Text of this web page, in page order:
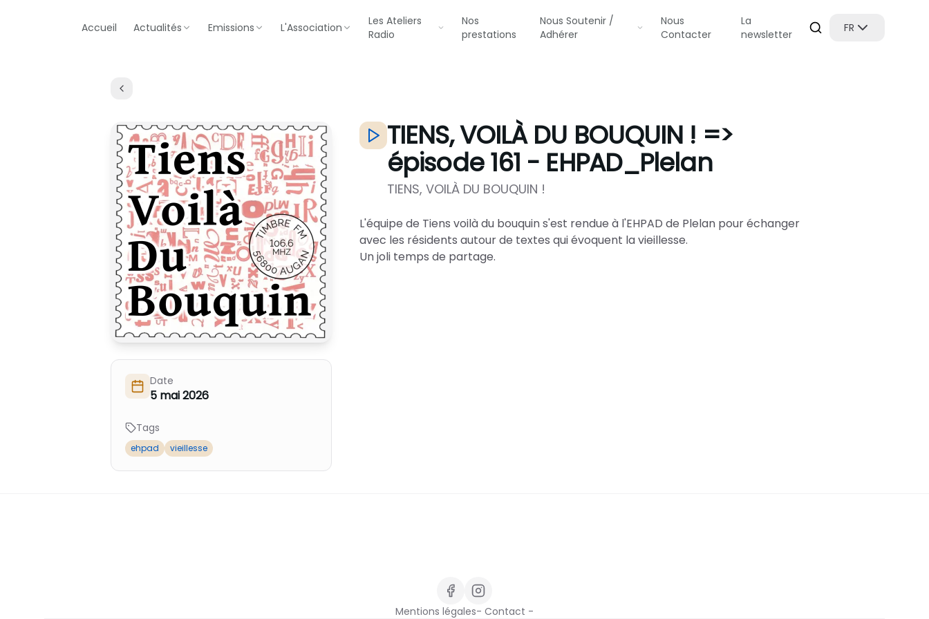
Accueil Actualités Emissions L'Association
Les Ateliers
Radio
Nos
prestations
Nous Soutenir /
Adhérer
Nous
Contacter
La
newsletter
FR
Date
5 mai 2026
Tags
ehpad vieillesse
TIENS, VOILÀ DU BOUQUIN ! =>
épisode 161 - EHPAD_Plelan
TIENS, VOILÀ DU BOUQUIN !
L'équipe de Tiens voilà du bouquin s'est rendue à l'EHPAD de Plelan pour échanger
avec les résidents autour de textes qui évoquent la vieillesse.
Un joli temps de partage.
Mentions légales- Contact -